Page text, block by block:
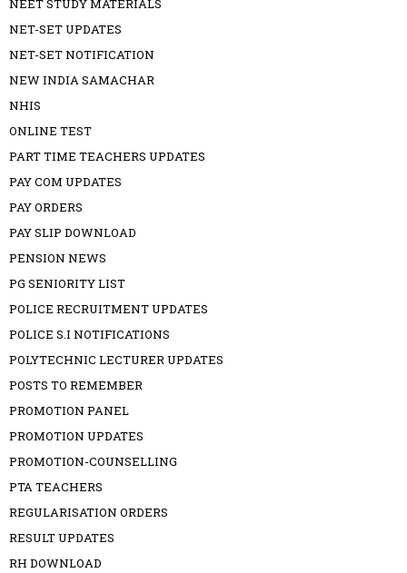
NEET STUDY MATERIALS
NET-SET UPDATES
NET-SET NOTIFICATION
NEW INDIA SAMACHAR
NHIS
ONLINE TEST
PART TIME TEACHERS UPDATES
PAY COM UPDATES
PAY ORDERS
PAY SLIP DOWNLOAD
PENSION NEWS
PG SENIORITY LIST
POLICE RECRUITMENT UPDATES
POLICE S.I NOTIFICATIONS
POLYTECHNIC LECTURER UPDATES
POSTS TO REMEMBER
PROMOTION PANEL
PROMOTION UPDATES
PROMOTION-COUNSELLING
PTA TEACHERS
REGULARISATION ORDERS
RESULT UPDATES
RH DOWNLOAD